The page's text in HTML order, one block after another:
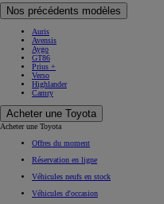
Nos précédents modèles
Auris
Avensis
Aygo
GT86
Prius +
Verso
Highlander
Camry
Acheter une Toyota
Acheter une Toyota
Offres du moment
Réservation en ligne
Véhicules neufs en stock
Véhicules d'occasion